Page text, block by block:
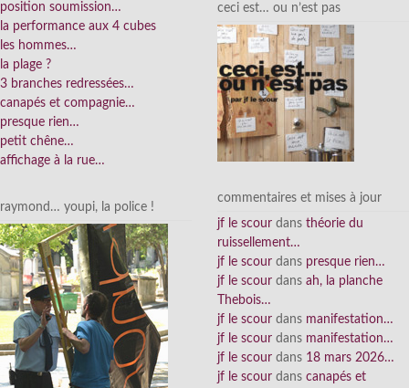
position soumission…
la performance aux 4 cubes
les hommes…
la plage ?
3 branches redressées…
canapés et compagnie…
presque rien…
petit chêne…
affichage à la rue…
raymond… youpi, la police !
ceci est… ou n’est pas
commentaires et mises à jour
jf le scour dans théorie du
ruissellement…
jf le scour dans presque rien…
jf le scour dans ah, la planche
Thebois…
jf le scour dans manifestation…
jf le scour dans manifestation…
jf le scour dans 18 mars 2026…
jf le scour dans canapés et